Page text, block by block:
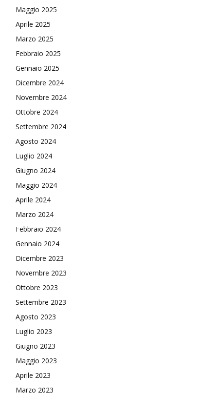
Maggio 2025
Aprile 2025
Marzo 2025
Febbraio 2025
Gennaio 2025
Dicembre 2024
Novembre 2024
Ottobre 2024
Settembre 2024
Agosto 2024
Luglio 2024
Giugno 2024
Maggio 2024
Aprile 2024
Marzo 2024
Febbraio 2024
Gennaio 2024
Dicembre 2023
Novembre 2023
Ottobre 2023
Settembre 2023
Agosto 2023
Luglio 2023
Giugno 2023
Maggio 2023
Aprile 2023
Marzo 2023